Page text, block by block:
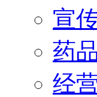
宣
药
经